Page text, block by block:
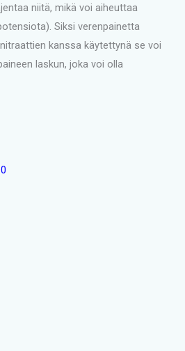
niitä, mikä voi aiheuttaa
Siksi verenpainetta
kanssa käytettynä se voi
laskun, joka voi olla